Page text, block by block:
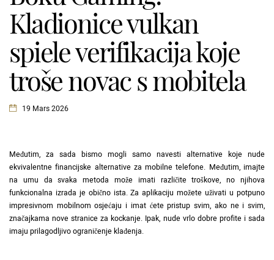
Kladionice vulkan
spiele verifikacija koje
troše novac s mobitela
19 Mars 2026
Međutim, za sada bismo mogli samo navesti alternative koje nude
ekvivalentne financijske alternative za mobilne telefone. Međutim, imajte
na umu da svaka metoda može imati različite troškove, no njihova
funkcionalna izrada je obično ista. Za aplikaciju možete uživati ​​u potpuno
impresivnom mobilnom osjećaju i imat ćete pristup svim, ako ne i svim,
značajkama nove stranice za kockanje. Ipak, nude vrlo dobre profite i sada
imaju prilagodljivo ograničenje klađenja.